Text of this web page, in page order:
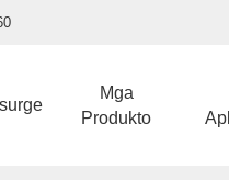
Mga
Produkto